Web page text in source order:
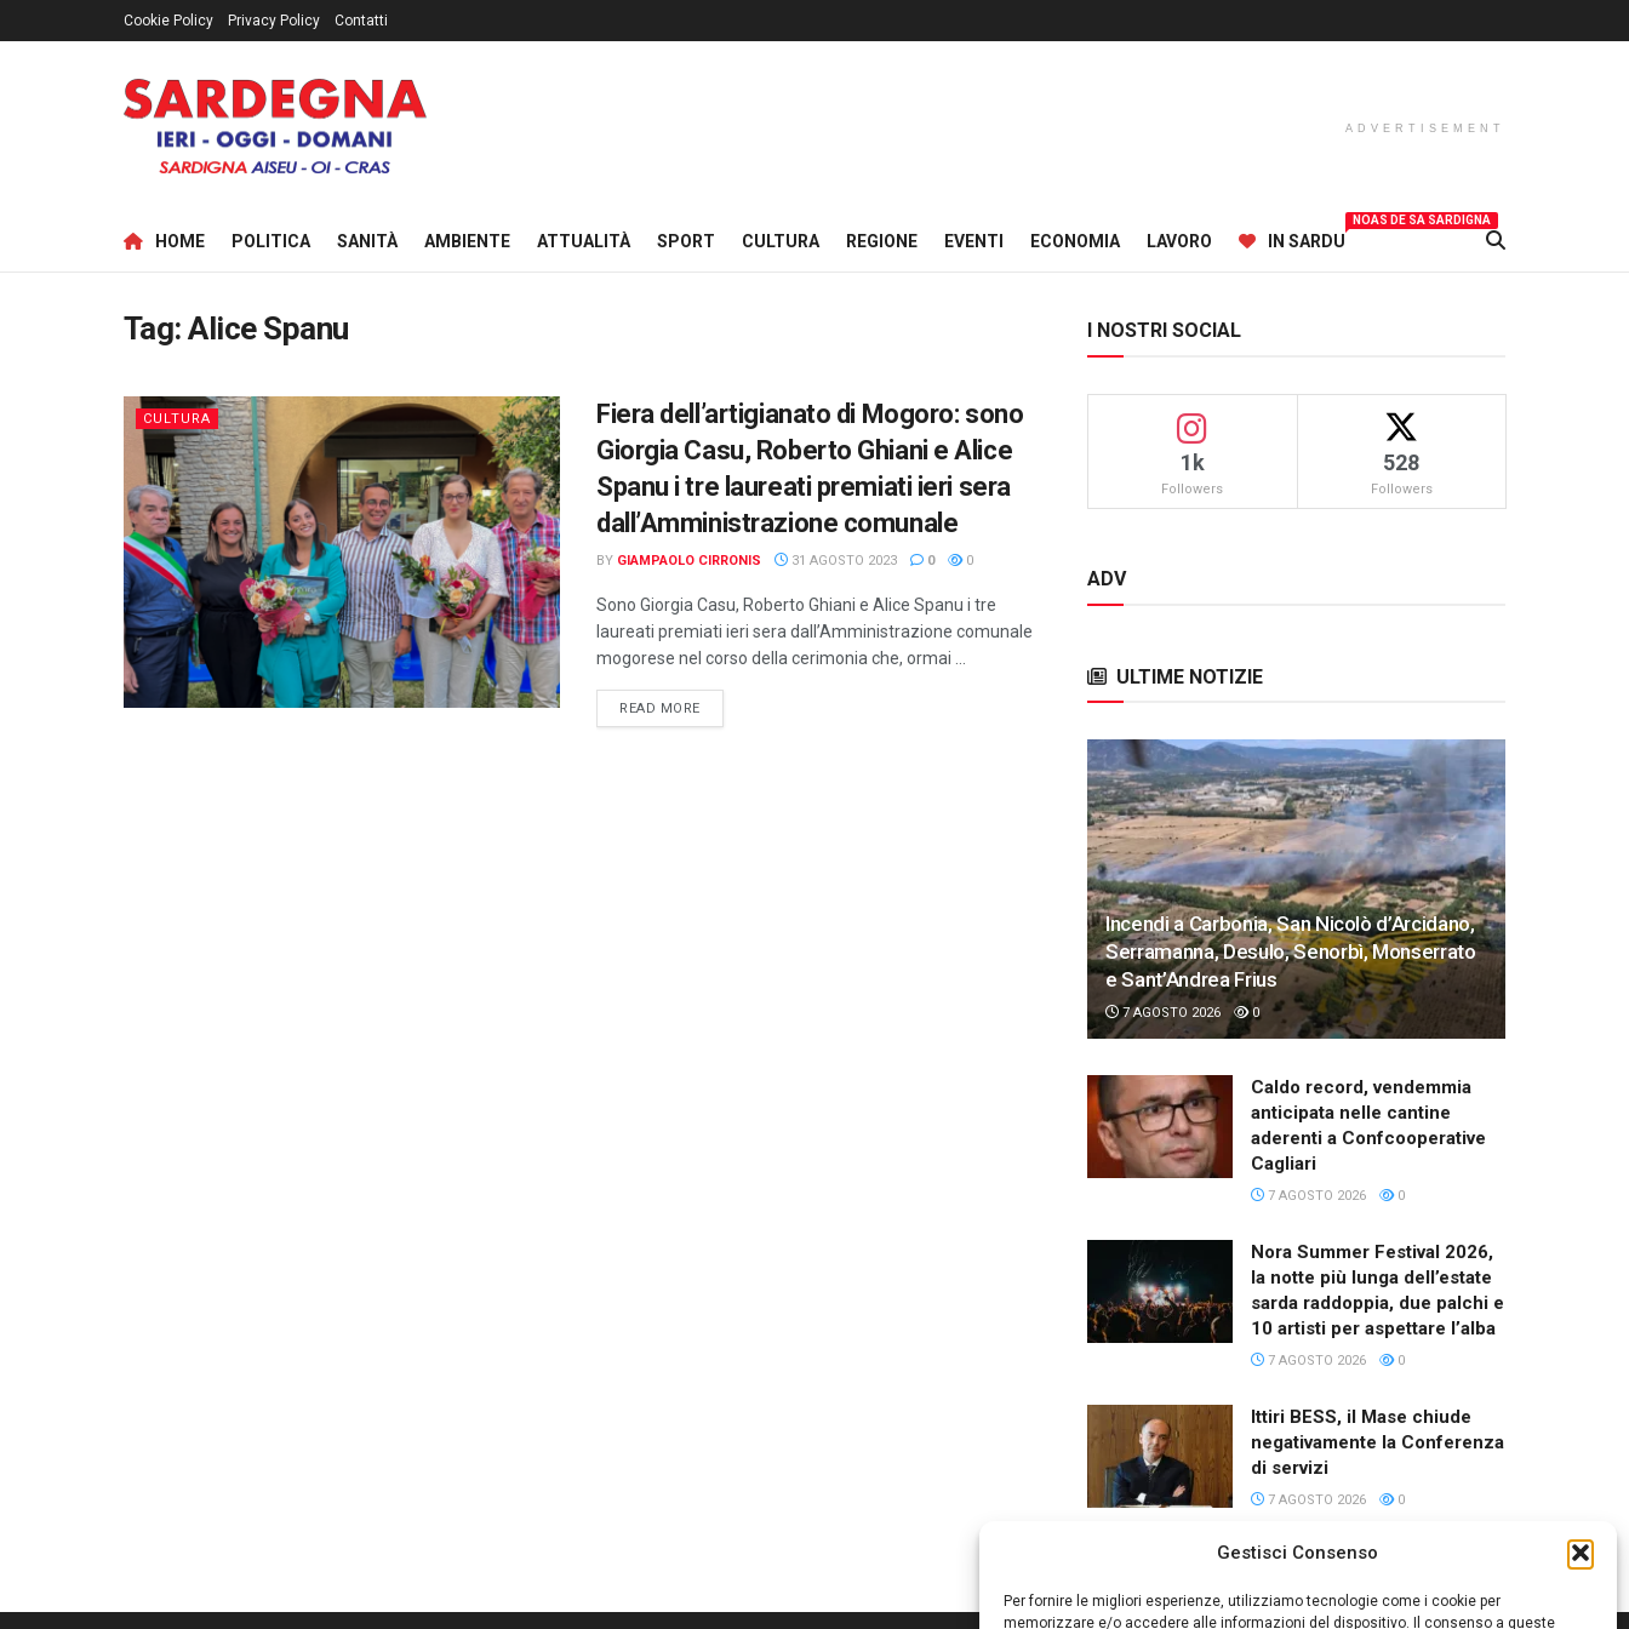
Gestisci Consenso
Per fornire le migliori esperienze, utilizziamo tecnologie come i cookie per
memorizzare e/o accedere alle informazioni del dispositivo. Il consenso a queste
Cookie Policy Privacy Policy Contatti
ADVERTISEMENT
HOME POLITICA SANITÀ AMBIENTE ATTUALITÀ SPORT CULTURA REGIONE EVENTI ECONOMIA LAVORO IN SARDU
NOAS DE SA SARDIGNA
Tag:Alice Spanu
CULTURA
Fiera dell’artigianato di Mogoro: sono
Giorgia Casu, Roberto Ghiani e Alice
Spanu i tre laureati premiati ieri sera
dall’Amministrazione comunale
BY GIAMPAOLO CIRRONIS 31 AGOSTO 2023 0 0
Sono Giorgia Casu, Roberto Ghiani e Alice Spanu i tre
laureati premiati ieri sera dall’Amministrazione comunale
mogorese nel corso della cerimonia che, ormai ...
READ MOREDETAILS
I NOSTRI SOCIAL
1k
Followers
528
Followers
ADV
ULTIME NOTIZIE
Incendi a Carbonia, San Nicolò d’Arcidano,
Serramanna, Desulo, Senorbì, Monserrato
e Sant’Andrea Frius
7 AGOSTO 2026 0
Caldo record, vendemmia
anticipata nelle cantine
aderenti a Confcooperative
Cagliari
7 AGOSTO 2026 0
Nora Summer Festival 2026,
la notte più lunga dell’estate
sarda raddoppia, due palchi e
10 artisti per aspettare l’alba
7 AGOSTO 2026 0
Ittiri BESS, il Mase chiude
negativamente la Conferenza
di servizi
7 AGOSTO 2026 0